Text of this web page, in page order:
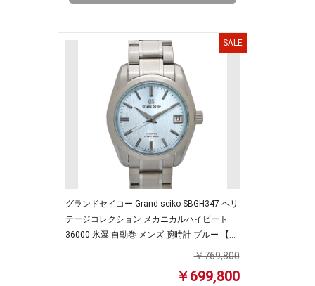
グランドセイコー Grand seiko SBGH347 ヘリ
テージコレクション メカニカルハイビート
36000 氷瀑 自動巻 メンズ 腕時計 ブルー 【中
￥769,800
￥699,800
SALE